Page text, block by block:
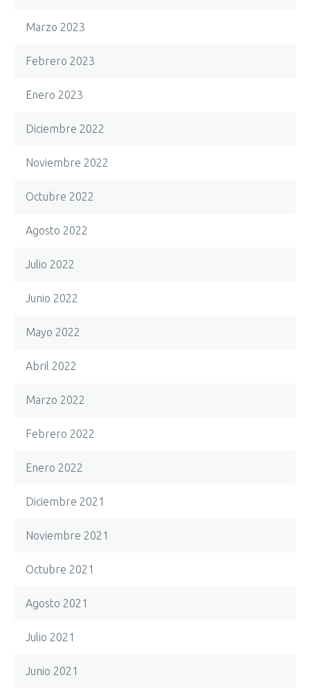
Marzo 2023
Febrero 2023
Enero 2023
Diciembre 2022
Noviembre 2022
Octubre 2022
Agosto 2022
Julio 2022
Junio 2022
Mayo 2022
Abril 2022
Marzo 2022
Febrero 2022
Enero 2022
Diciembre 2021
Noviembre 2021
Octubre 2021
Agosto 2021
Julio 2021
Junio 2021